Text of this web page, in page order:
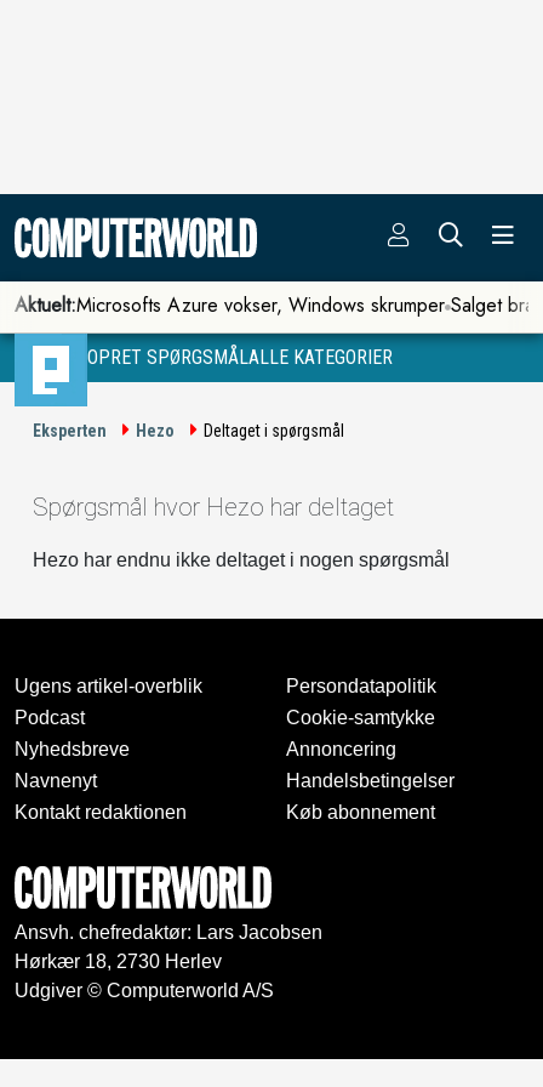
Aktuelt:Microsofts Azure vokser, Windows skrumper Salget
OPRET SPØRGSMÅLALLE KATEGORIER
Eksperten Hezo Deltaget i spørgsmål
Spørgsmål hvor Hezo har deltaget
Hezo har endnu ikke deltaget i nogen spørgsmål
Ugens artikel-overblik
Podcast
Nyhedsbreve
Navnenyt
Kontakt redaktionen
Persondatapolitik
Cookie-samtykke
Annoncering
Handelsbetingelser
Køb abonnement
Ansvh. chefredaktør: Lars Jacobsen
Hørkær 18, 2730 Herlev
Udgiver © Computerworld A/S